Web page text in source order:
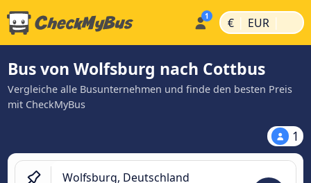
€ | EUR |
Bus von Wolfsburg nach Cottbus
Vergleiche alle Busunternehmen und finde den besten Preis
mit CheckMyBus
1